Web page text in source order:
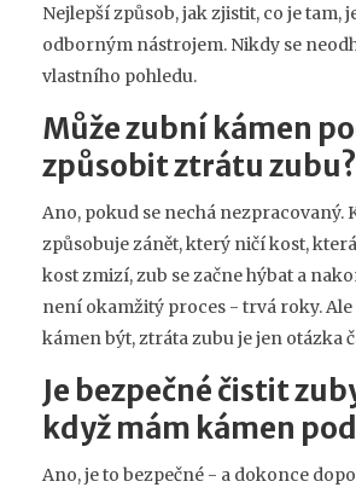
Nejlepší způsob, jak zjistit, co je tam,
odborným nástrojem. Nikdy se
vlastního pohledu.
Může zubní kámen
způsobit ztrátu zubu?
Ano, pokud se nechá nezpracovaný.
způsobuje zánět, který ničí kost,
kost zmizí, zub se začne hýbat a
není okamžitý proces - trvá roky.
kámen být, ztráta zubu je jen otázka
Je bezpečné čistit
když mám kámen
Ano, je to bezpečné - a dokonce